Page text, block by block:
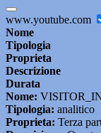
www.youtube.com
Nome
Tipologia
Proprieta
Descrizione
Durata
Nome:
Tipologia: analitico
Proprieta: Terza